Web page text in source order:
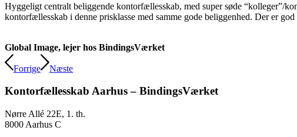
Hyggeligt centralt beliggende kontorfællesskab, med super søde “kolleger”/
kontorfællesskab i denne prisklasse med samme gode beliggenhed. Der er
Global Image, lejer hos BindingsVærket
Forrige Næste
Kontorfællesskab Aarhus – BindingsVærket
Nørre Allé 22E, 1. th.
8000 Aarhus C